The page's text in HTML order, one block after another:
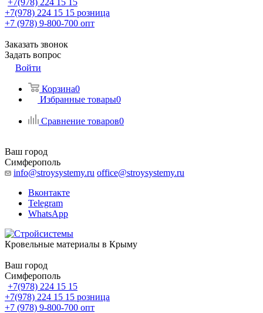
+7(978) 224 15 15
+7(978) 224 15 15 розница
+7 (978) 9-800-700 опт
Заказать звонок
Задать вопрос
Войти
Корзина0
Избранные товары0
Сравнение товаров0
Ваш город
Симферополь
info@stroysystemy.ru office@stroysystemy.ru
Вконтакте
Telegram
WhatsApp
Кровельные материалы в Крыму
Ваш город
Симферополь
+7(978) 224 15 15
+7(978) 224 15 15 розница
+7 (978) 9-800-700 опт